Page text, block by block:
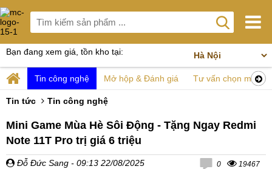
Bạn đang xem giá, tồn kho tại:
Tin công nghệ Mở hộp & Đánh giá Tư vấn chọn mua
Tin tức Tin công nghệ
Mini Game Mùa Hè Sôi Động - Tặng Ngay Redmi
Note 11T Pro trị giá 6 triệu
Đỗ Đức Sang - 09:13 22/08/2025
0 19467